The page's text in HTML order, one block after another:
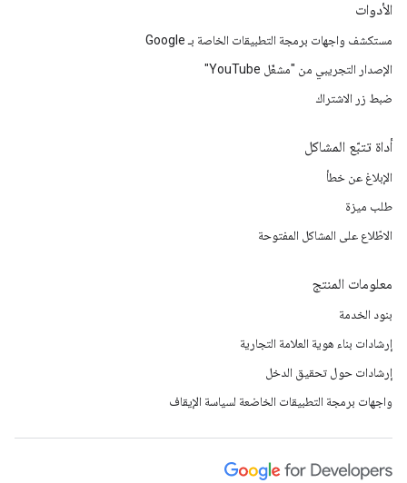
الأدوات
مستكشف واجهات برمجة التطبيقات الخاصة بـ Google
الإصدار التجريبي من "مشغّل YouTube"
ضبط زر الاشتراك
أداة تتبّع المشاكل
الإبلاغ عن خطأ
طلب ميزة
الاطّلاع على المشاكل المفتوحة
معلومات المنتج
بنود الخدمة
إرشادات بناء هوية العلامة التجارية
إرشادات حول تحقيق الدخل
واجهات برمجة التطبيقات الخاضعة لسياسة الإيقاف